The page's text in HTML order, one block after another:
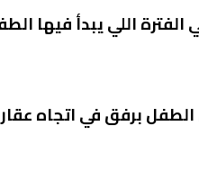
اللي يبدأ فيها
برفق في اتجاه